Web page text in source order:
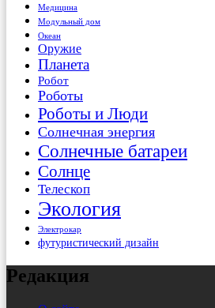
Медицина
Модульный дом
Океан
Оружие
Планета
Робот
Роботы
Роботы и Люди
Солнечная энергия
Солнечные батареи
Солнце
Телескоп
Экология
Электрокар
футуристический дизайн
Редакция